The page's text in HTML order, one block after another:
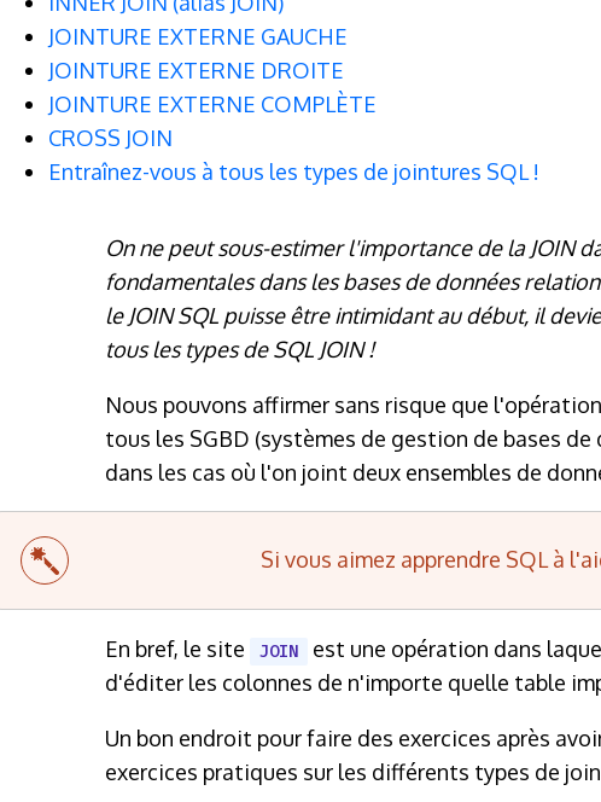
JOINTURE EXTERNE GAUCHE
JOINTURE EXTERNE DROITE
JOINTURE EXTERNE COMPLÈTE
CROSS JOIN
Entraînez-vous à tous les types de jointures SQL !
On ne peut sous-estimer l'importance de la JOIN
fondamentales dans les bases de données
le JOIN SQL puisse être intimidant au début, il
tous les types de SQL JOIN !
Nous pouvons affirmer sans risque que l'opération
tous les SGBD (systèmes de gestion de bases
dans les cas où l'on joint deux ensembles de
Si vous aimez apprendre SQL à
En bref, le site JOIN
est une opération dans
d'éditer les colonnes de n'importe quelle table
Un bon endroit pour faire des exercices après
exercices pratiques sur les différents types de